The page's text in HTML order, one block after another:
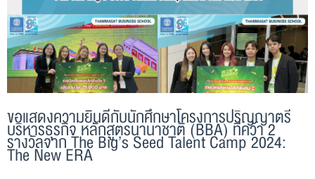
ขอแสดงความยินดีกับนักศึกษาโครงการปริญญาตรี
บริหารธุรกิจ หลักสูตรนานาชาติ (BBA) ที่คว้า 2
รางวัลจาก The Big’s Seed Talent Camp 2024:
The New ERA